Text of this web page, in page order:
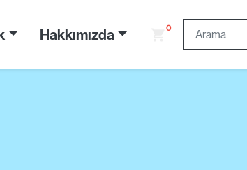
Hakkımızda 0